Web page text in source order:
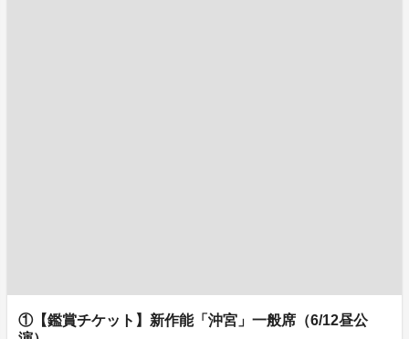
①【鑑賞チケット】新作能「沖宮」一般席（6/12昼公